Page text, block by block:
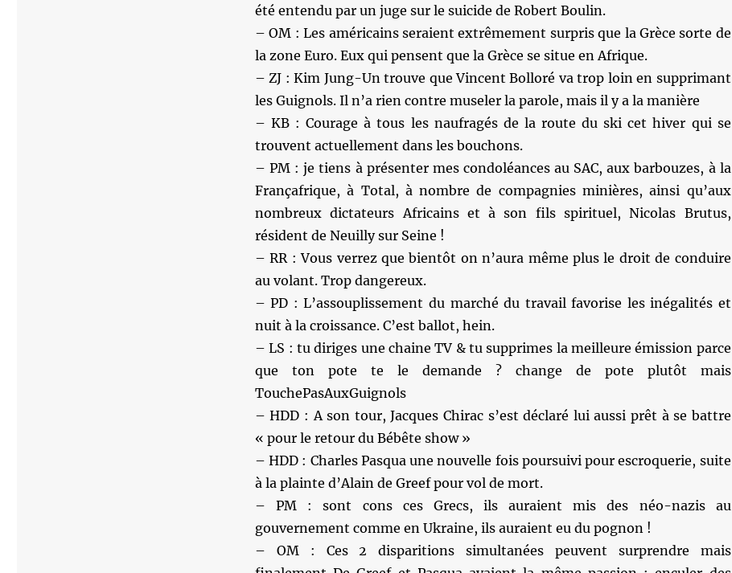
été entendu par un juge sur le suicide de Robert Boulin.
– OM : Les américains seraient extrêmement surpris que la Grèce sorte de
la zone Euro. Eux qui pensent que la Grèce se situe en Afrique.
– ZJ : Kim Jung-Un trouve que Vincent Bolloré va trop loin en supprimant
les Guignols. Il n’a rien contre museler la parole, mais il y a la manière
– KB : Courage à tous les naufragés de la route du ski cet hiver qui se
trouvent actuellement dans les bouchons.
– PM : je tiens à présenter mes condoléances au SAC, aux barbouzes, à la
Françafrique, à Total, à nombre de compagnies minières, ainsi qu’aux
nombreux dictateurs Africains et à son fils spirituel, Nicolas Brutus,
résident de Neuilly sur Seine !
– RR : Vous verrez que bientôt on n’aura même plus le droit de conduire
au volant. Trop dangereux.
– PD : L’assouplissement du marché du travail favorise les inégalités et
nuit à la croissance. C’est ballot, hein.
– LS : tu diriges une chaine TV & tu supprimes la meilleure émission parce
que ton pote te le demande ? change de pote plutôt mais
TouchePasAuxGuignols
– HDD : A son tour, Jacques Chirac s’est déclaré lui aussi prêt à se battre
« pour le retour du Bébête show »
– HDD : Charles Pasqua une nouvelle fois poursuivi pour escroquerie, suite
à la plainte d’Alain de Greef pour vol de mort.
– PM : sont cons ces Grecs, ils auraient mis des néo-nazis au
gouvernement comme en Ukraine, ils auraient eu du pognon !
– OM : Ces 2 disparitions simultanées peuvent surprendre mais